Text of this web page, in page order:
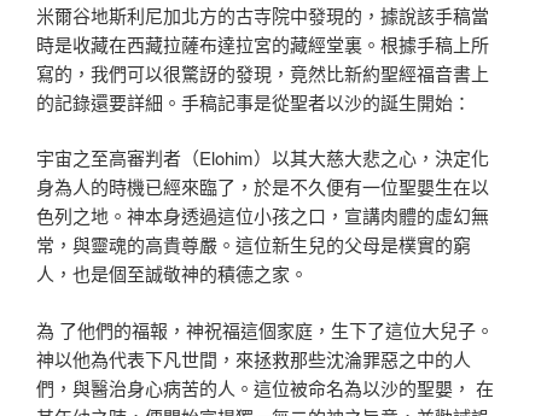
米爾谷地斯利尼加北方的古寺院中發現的，據說該手稿當
時是收藏在西藏拉薩布達拉宮的藏經堂裏。根據手稿上所
寫的，我們可以很驚訝的發現，竟然比新約聖經福音書上
的記錄還要詳細。手稿記事是從聖者以沙的誕生開始：
宇宙之至高審判者（Elohim）以其大慈大悲之心，決定化
身為人的時機已經來臨了，於是不久便有一位聖嬰生在以
色列之地。神本身透過這位小孩之口，宣講肉體的虛幻無
常，與靈魂的高貴尊嚴。這位新生兒的父母是樸實的窮
人，也是個至誠敬神的積德之家。
為 了他們的福報，神祝福這個家庭，生下了這位大兒子。
神以他為代表下凡世間，來拯救那些沈淪罪惡之中的人
們，與醫治身心病苦的人。這位被命名為以沙的聖嬰， 在